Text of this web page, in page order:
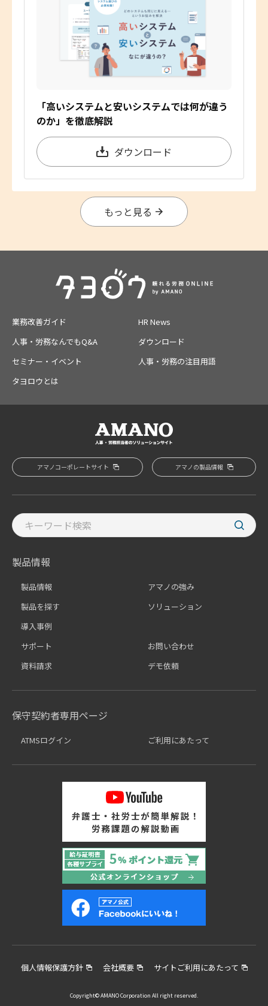
「高いシステムと安いシステムでは何が違う
のか」を徹底解説
ダウンロード
もっと見る
業務改善ガイド
HR News
人事・労務なんでもQ&A
ダウンロード
セミナー・イベント
人事・労務の注目用語
タヨロウとは
アマノコーポレートサイト アマノの製品情報
製品情報
製品情報
アマノの強み
製品を探す
ソリューション
導入事例
サポート
お問い合わせ
資料請求
デモ依頼
保守契約者専用ページ
ATMSログイン ご利用にあたって
個人情報保護方針 会社概要 サイトご利用にあたって
Copyright© AMANO Corporation All right reserved.